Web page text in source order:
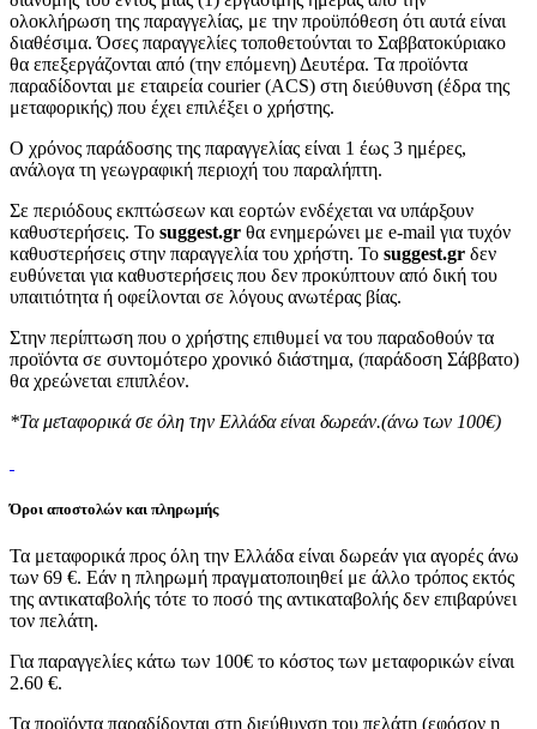
ολοκλήρωση της παραγγελίας, με την προϋπόθεση ότι αυτά είναι
διαθέσιμα. Όσες παραγγελίες τοποθετούνται το Σαββατοκύριακο
θα επεξεργάζονται από (την επόμενη) Δευτέρα. Τα προϊόντα
παραδίδονται με εταιρεία courier (ACS) στη διεύθυνση (έδρα της
μεταφορικής) που έχει επιλέξει ο χρήστης.
Ο χρόνος παράδοσης της παραγγελίας είναι 1 έως 3 ημέρες,
ανάλογα τη γεωγραφική περιοχή του παραλήπτη.
Σε περιόδους εκπτώσεων και εορτών ενδέχεται να υπάρξουν
καθυστερήσεις. Το suggest.gr θα ενημερώνει με e-mail για τυχόν
καθυστερήσεις στην παραγγελία του χρήστη. Το suggest.gr δεν
ευθύνεται για καθυστερήσεις που δεν προκύπτουν από δική του
υπαιτιότητα ή οφείλονται σε λόγους ανωτέρας βίας.
Στην περίπτωση που ο χρήστης επιθυμεί να του παραδοθούν τα
προϊόντα σε συντομότερο χρονικό διάστημα, (παράδοση Σάββατο)
θα χρεώνεται επιπλέον.
*Τα μεταφορικά σε όλη την Ελλάδα είναι δωρεάν.(άνω των 100€)
Όροι αποστολών και πληρωμής
Τα μεταφορικά προς όλη την Ελλάδα είναι δωρεάν για αγορές άνω
των 69 €. Εάν η πληρωμή πραγματοποιηθεί με άλλο τρόπος εκτός
της αντικαταβολής τότε το ποσό της αντικαταβολής δεν επιβαρύνει
τον πελάτη.
Για παραγγελίες κάτω των 100€ το κόστος των μεταφορικών είναι
2.60 €.
Τα προϊόντα παραδίδονται στη διεύθυνση του πελάτη (εφόσον η